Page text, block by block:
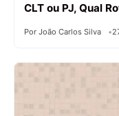
CLT ou PJ, Qual
Por João Carlos Silva